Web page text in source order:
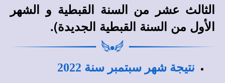
الثالث عشر من السنة القبطية و الشهر
الأول من السنة القبطية الجديدة).
نتيجة شهر سبتمبر سنة 202 2